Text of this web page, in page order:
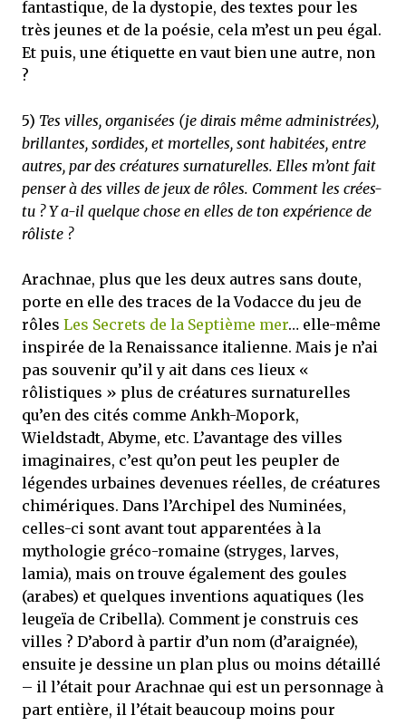
fantastique, de la dystopie, des textes pour les
très jeunes et de la poésie, cela m’est un peu égal.
Et puis, une étiquette en vaut bien une autre, non
?
5) Tes villes, organisées (je dirais même administrées),
brillantes, sordides, et mortelles, sont habitées, entre
autres, par des créatures surnaturelles. Elles m’ont fait
penser à des villes de jeux de rôles. Comment les crées-
tu ? Y a-il quelque chose en elles de ton expérience de
rôliste ?
Arachnae, plus que les deux autres sans doute,
porte en elle des traces de la Vodacce du jeu de
rôles Les Secrets de la Septième mer… elle-même
inspirée de la Renaissance italienne. Mais je n’ai
pas souvenir qu’il y ait dans ces lieux «
rôlistiques » plus de créatures surnaturelles
qu’en des cités comme Ankh-Mopork,
Wieldstadt, Abyme, etc. L’avantage des villes
imaginaires, c’est qu’on peut les peupler de
légendes urbaines devenues réelles, de créatures
chimériques. Dans l’Archipel des Numinées,
celles-ci sont avant tout apparentées à la
mythologie gréco-romaine (stryges, larves,
lamia), mais on trouve également des goules
(arabes) et quelques inventions aquatiques (les
leugeïa de Cribella). Comment je construis ces
villes ? D’abord à partir d’un nom (d’araignée),
ensuite je dessine un plan plus ou moins détaillé
– il l’était pour Arachnae qui est un personnage à
part entière, il l’était beaucoup moins pour